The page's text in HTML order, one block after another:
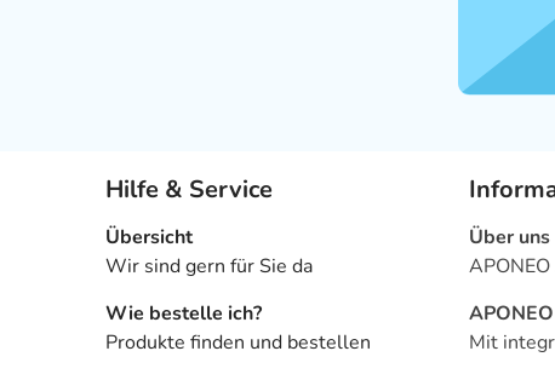
Hilfe & Service
Übersicht
Wir sind gern für Sie da
Wie bestelle ich?
Produkte finden und bestellen
Über uns
Mit